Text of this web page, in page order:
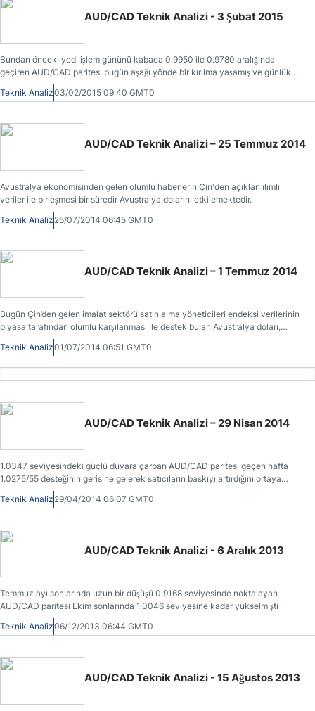
AUD/CAD Teknik Analizi - 3 Şubat 2015
Bundan önceki yedi işlem gününü kabaca 0.9950 ile 0.9780 aralığında
geçiren AUD/CAD paritesi bugün aşağı yönde bir kırılma yaşamış ve günlük
grafikteki Ichimoku bulutunun (dikey çizgilerin oluşturduğu alan) üst çizgisinin
de yer aldığı 0.9681 desteğine kadar geri çekilmiştir.
Teknik Analiz03/02/2015 09:40 GMT0
AUD/CAD Teknik Analizi – 25 Temmuz 2014
Avustralya ekonomisinden gelen olumlu haberlerin Çin'den açıklan ılımlı
veriler ile birleşmesi bir süredir Avustralya dolarını etkilemektedir.
Teknik Analiz 25/07/2014 06:45 GMT0
AUD/CAD Teknik Analizi – 1 Temmuz 2014
Bugün Çin’den gelen imalat sektörü satın alma yöneticileri endeksi verilerinin
piyasa tarafından olumlu karşılanması ile destek bulan Avustralya doları,
Avustralya Merkez Bankasının faiz oranlarını %2.5 seviyesinde tutma kararı
ertesinde kazandığı toprakları genişletmiştir.
Teknik Analiz01/07/2014 06:51 GMT0
AUD/CAD Teknik Analizi – 29 Nisan 2014
1.0347 seviyesindeki güçlü duvara çarpan AUD/CAD paritesi geçen hafta
1.0275/55 desteğinin gerisine gelerek satıcıların baskıyı artırdığını ortaya
Teknik Analiz 29/04/2014 06:07 GMT0
AUD/CAD Teknik Analizi - 6 Aralık 2013
Temmuz ayı sonlarında uzun bir düşüşü 0.9168 seviyesinde noktalayan
AUD/CAD paritesi Ekim sonlarında 1.0046 seviyesine kadar yükselmişti
Teknik Analiz06/12/2013 06:44 GMT0
AUD/CAD Teknik Analizi - 15 Ağustos 2013